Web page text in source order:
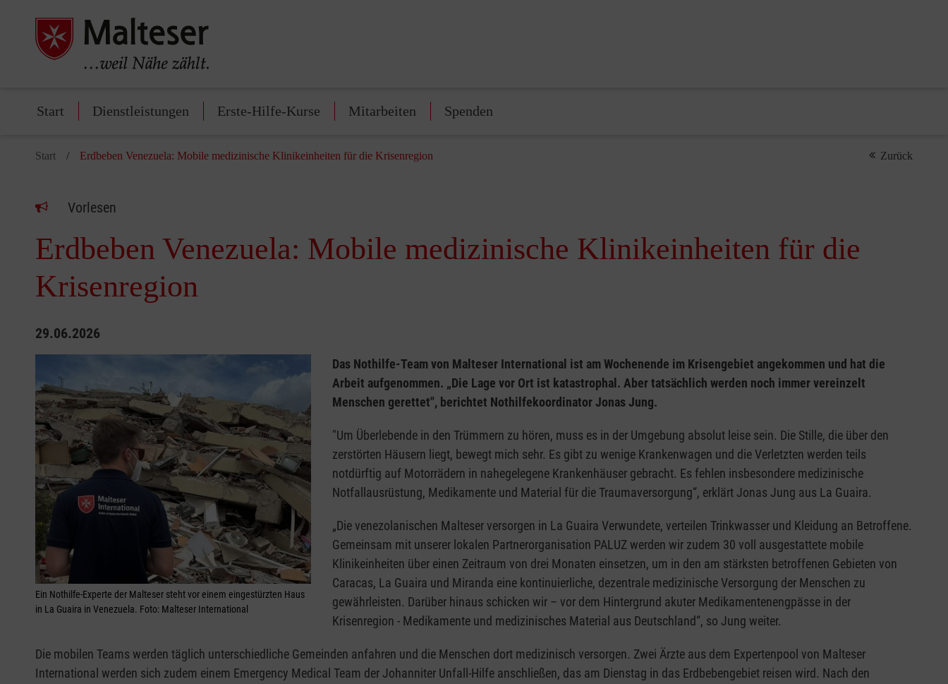
Start Dienstleistungen Erste-Hilfe-Kurse Mitarbeiten Spenden
Start Erdbeben Venezuela: Mobile medizinische Klinikeinheiten für die Krisenregion Zurück
Vorlesen
Erdbeben Venezuela: Mobile medizinische Klinikeinheiten für die
Krisenregion
29.06.2026
Ein Nothilfe-Experte der Malteser steht vor einem eingestürzten Haus
in La Guaira in Venezuela. Foto: Malteser International
Das Nothilfe-Team von Malteser International ist am Wochenende im Krisengebiet angekommen und hat die
Arbeit aufgenommen. „Die Lage vor Ort ist katastrophal. Aber tatsächlich werden noch immer vereinzelt
Menschen gerettet", berichtet Nothilfekoordinator Jonas Jung.
"Um Überlebende in den Trümmern zu hören, muss es in der Umgebung absolut leise sein. Die Stille, die über den
zerstörten Häusern liegt, bewegt mich sehr. Es gibt zu wenige Krankenwagen und die Verletzten werden teils
notdürftig auf Motorrädern in nahegelegene Krankenhäuser gebracht. Es fehlen insbesondere medizinische
Notfallausrüstung, Medikamente und Material für die Traumaversorgung“, erklärt Jonas Jung aus La Guaira.
„Die venezolanischen Malteser versorgen in La Guaira Verwundete, verteilen Trinkwasser und Kleidung an Betroffene.
Gemeinsam mit unserer lokalen Partnerorganisation PALUZ werden wir zudem 30 voll ausgestattete mobile
Klinikeinheiten über einen Zeitraum von drei Monaten einsetzen, um in den am stärksten betroffenen Gebieten von
Caracas, La Guaira und Miranda eine kontinuierliche, dezentrale medizinische Versorgung der Menschen zu
gewährleisten. Darüber hinaus schicken wir – vor dem Hintergrund akuter Medikamentenengpässe in der
Krisenregion - Medikamente und medizinisches Material aus Deutschland“, so Jung weiter.
Die mobilen Teams werden täglich unterschiedliche Gemeinden anfahren und die Menschen dort medizinisch versorgen. Zwei Ärzte aus dem Expertenpool von Malteser
International werden sich zudem einem Emergency Medical Team der Johanniter Unfall-Hilfe anschließen, das am Dienstag in das Erdbebengebiet reisen wird. Nach den